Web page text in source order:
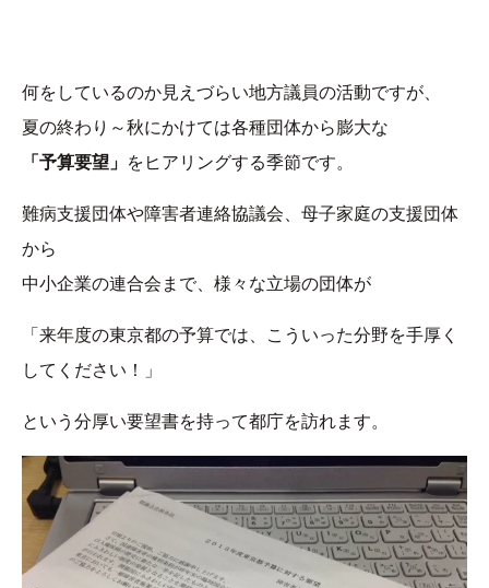
何をしているのか見えづらい地方議員の活動ですが、
夏の終わり～秋にかけては各種団体から膨大な
「予算要望」 をヒアリングする季節です。
難病支援団体や障害者連絡協議会、母子家庭の支援団体
から
中小企業の連合会まで、様々な立場の団体が
「来年度の東京都の予算では、こういった分野を手厚く
してください！」
という分厚い要望書を持って都庁を訪れます。